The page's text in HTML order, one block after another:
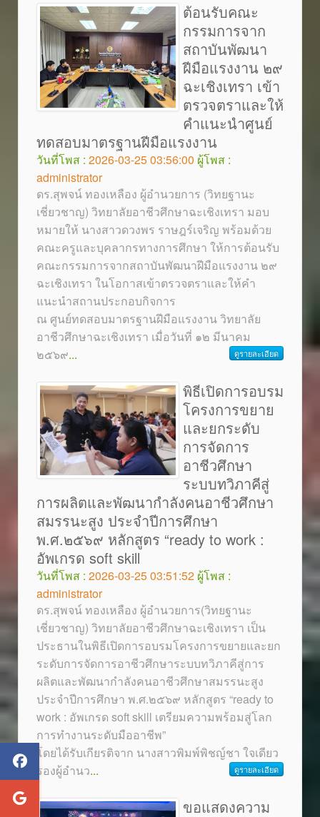
ต้อนรับคณะ
กรรมการจาก
สถาบันพัฒนา
ฝีมือแรงงาน ๒๙
ฉะเชิงเทรา เข้า
ตรวจตราและให้
คำแนะนำศูนย์
ทดสอบมาตรฐานฝีมือแรงงาน
วันที่โพส : 2026-03-25 03:56:00 ผู้โพส :
administrator
ดร.สุพจน์ ทองเหลือง ผู้อำนวยการ (วิทยฐานะ
เชี่ยวชาญ) วิทยาลัยอาชีวศึกษาฉะเชิงเทรา มอบ
หมายให้ นางสาวดวงพร ราษฎร์เจริญ พร้อมด้วย
คณะครูและบุคลากรทางการศึกษา ให้การต้อนรับ
คณะกรรมการจากสถาบันพัฒนาฝีมือแรงงาน ๒๙
ฉะเชิงเทรา ในโอกาสเข้าตรวจตราและให้คำ
แนะนำสถานประกอบกิจการ
ณ ศูนย์ทดสอบมาตรฐานฝีมือแรงงาน วิทยาลัย
อาชีวศึกษาฉะเชิงเทรา เมื่อวันที่ ๑๒ มีนาคม
๒๕๖๙... ดูรายละเอียด
พิธีเปิดการอบรม
โครงการขยาย
และยกระดับ
การจัดการ
อาชีวศึกษา
ระบบทวิภาคีสู่
การผลิตและพัฒนากำลังคนอาชีวศึกษา
สมรรนะสูง ประจำปีการศึกษา
พ.ศ.๒๕๖๙ หลักสูตร “ready to work :
อัพเกรด soft skill
วันที่โพส : 2026-03-25 03:51:52 ผู้โพส :
administrator
ดร.สุพจน์ ทองเหลือง ผู้อำนวยการ(วิทยฐานะ
เชี่ยวชาญ) วิทยาลัยอาชีวศึกษาฉะเชิงเทรา เป็น
ประธานในพิธีเปิดการอบรมโครงการขยายและยก
ระดับการจัดการอาชีวศึกษาระบบทวิภาคีสู่การ
ผลิตและพัฒนากำลังคนอาชีวศึกษาสมรรนะสูง
ประจำปีการศึกษา พ.ศ.๒๕๖๙ หลักสูตร “ready to
work : อัพเกรด soft skill เตรียมความพร้อมสู่โลก
การทำงานระดับมืออาชีพ”
โดยได้รับเกียรติจาก นางสาวพิมพ์พิชญ์ชา ใจเดียว
รองผู้อำนว... ดูรายละเอียด
ขอแสดงความ